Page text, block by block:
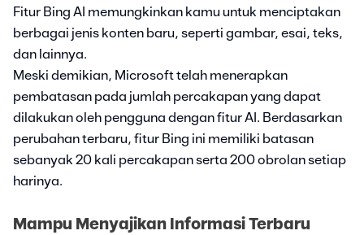
Fitur Bing AI memungkinkan kamu untuk menciptakan
berbagai jenis konten baru, seperti gambar, esai, teks,
dan lainnya.
Meski demikian, Microsoft telah menerapkan
pembatasan pada jumlah percakapan yang dapat
dilakukan oleh pengguna dengan fitur AI. Berdasarkan
perubahan terbaru, fitur Bing ini memiliki batasan
sebanyak 20 kali percakapan serta 200 obrolan setiap
harinya.
Mampu Menyajikan Informasi Terbaru